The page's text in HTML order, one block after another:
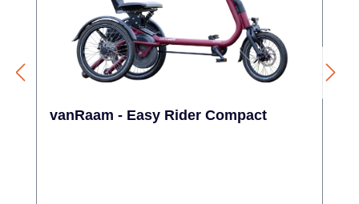
vanRaam - Easy Rider Compact